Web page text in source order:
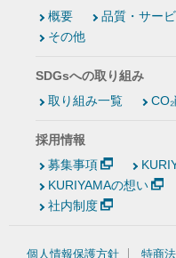
概要
品質・サー
その他
SDGsへの取り組み
取り組み一覧
採用情報
募集事項
KURIYAMAの想い
社内制度
個人情報保護方針 特商